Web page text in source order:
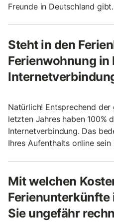
Freunde in Deutschland gibt.
Steht in den
Ferienwohnung in
Natürlich! Entsprechend
letzten Jahres haben 100%
Internetverbindung. Das
Ihres Aufenthalts online sein
Mit welchen
Ferienunterkünfte
Sie ungefähr